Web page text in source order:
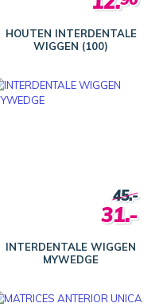
HOUTEN INTERDENTALE
WIGGEN (100)
INTERDENTALE WIGGEN
MYWEDGE
45.-
31.-